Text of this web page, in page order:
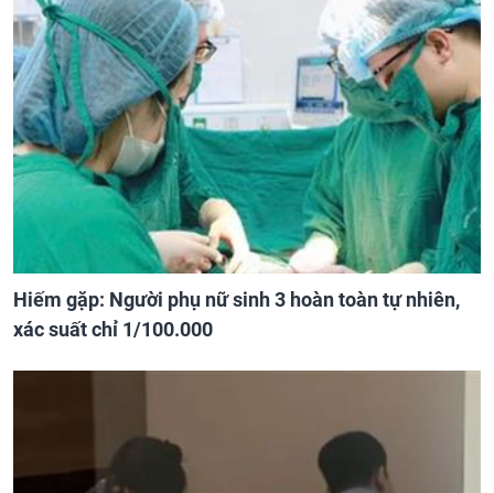
Hiếm gặp: Người phụ nữ sinh 3 hoàn toàn tự nhiên,
xác suất chỉ 1/100.000